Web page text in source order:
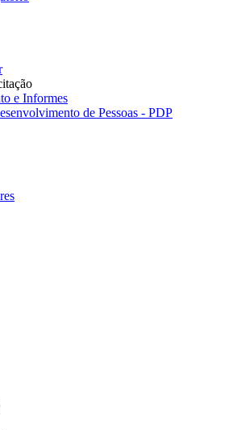
e Informes
de Pessoas - PDP